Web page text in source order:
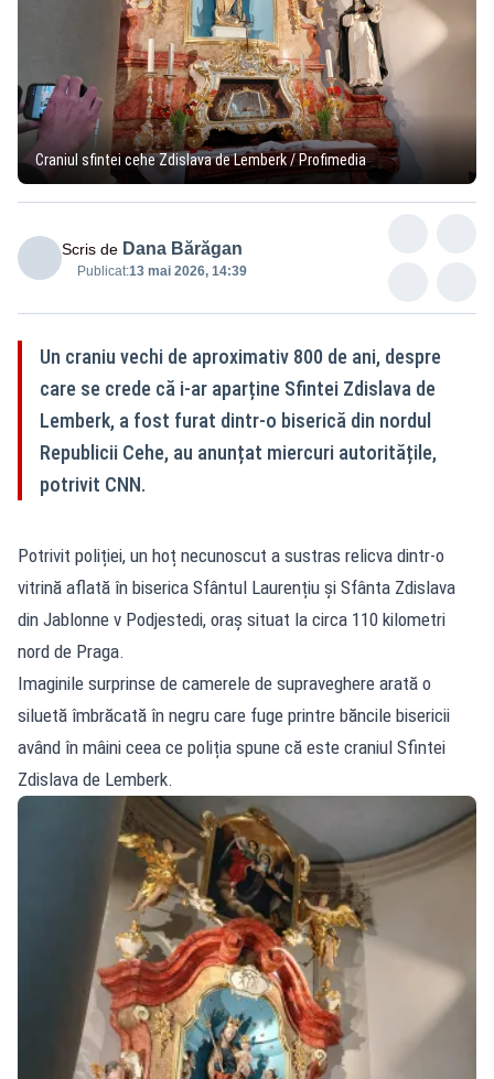
Craniul sfintei cehe Zdislava de Lemberk / Profimedia
Scris de Dana Bărăgan
Publicat:13 mai 2026, 14:39
Un craniu vechi de aproximativ 800 de ani, despre
care se crede că i-ar aparține Sfintei Zdislava de
Lemberk, a fost furat dintr-o biserică din nordul
Republicii Cehe, au anunțat miercuri autoritățile,
potrivit CNN.
Potrivit poliției, un hoț necunoscut a sustras relicva dintr-o
vitrină aflată în biserica Sfântul Laurențiu și Sfânta Zdislava
din Jablonne v Podjestedi, oraș situat la circa 110 kilometri
nord de Praga.
Imaginile surprinse de camerele de supraveghere arată o
siluetă îmbrăcată în negru care fuge printre băncile bisericii
având în mâini ceea ce poliția spune că este craniul Sfintei
Zdislava de Lemberk.